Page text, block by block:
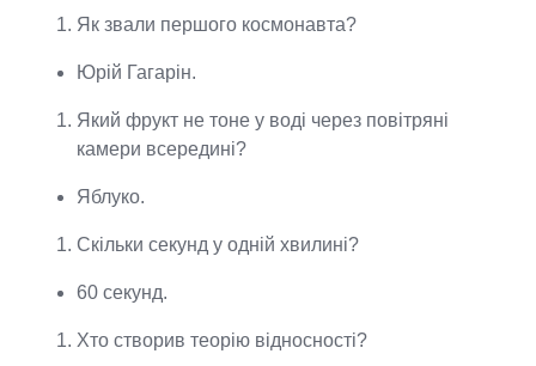
Як звали першого космонавта?
Юрій Гагарін.
Який фрукт не тоне у воді через повітряні
камери всередині?
Яблуко.
Скільки секунд у одній хвилині?
60 секунд.
Хто створив теорію відносності?